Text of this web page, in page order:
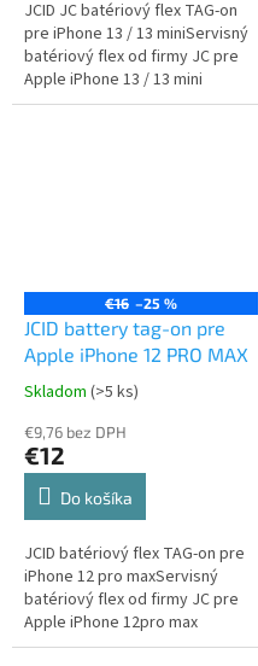
JCID JC batériový flex TAG-on
pre iPhone 13 / 13 miniServisný
batériový flex od firmy JC pre
Apple iPhone 13 / 13 mini
€16 –25 %
JCID battery tag-on pre
Apple iPhone 12 PRO MAX
Skladom (>5 ks)
€9,76 bez DPH
€12
Do košíka
JCID batériový flex TAG-on pre
iPhone 12 pro maxServisný
batériový flex od firmy JC pre
Apple iPhone 12pro max